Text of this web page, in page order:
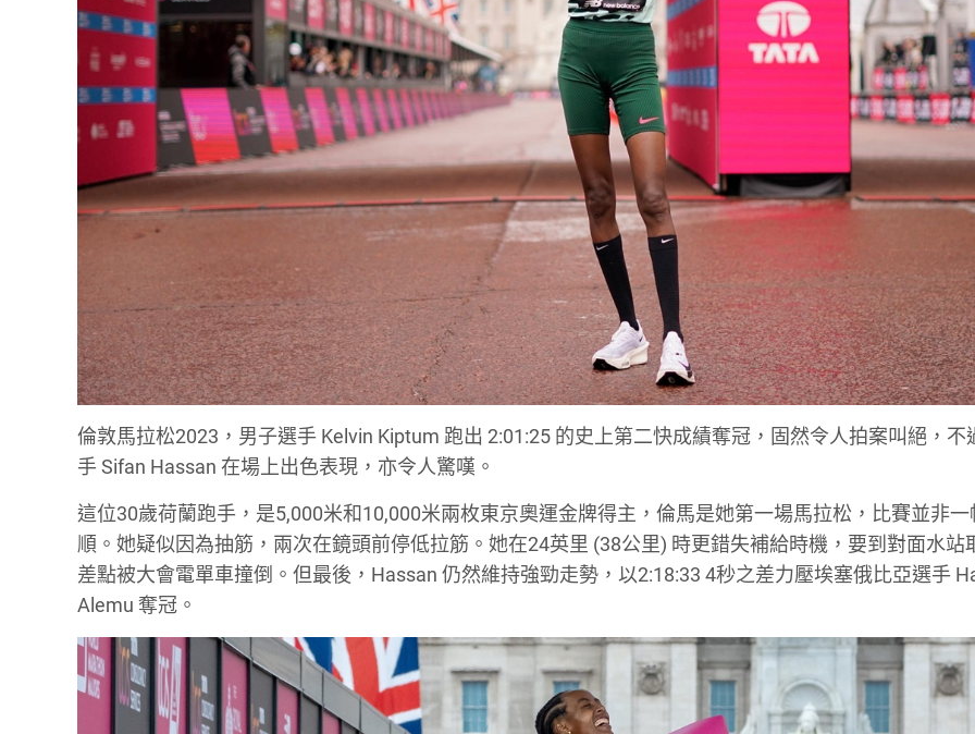
倫敦馬拉松2023，男子選手 Kelvin Kiptum 跑出 2:01:25 的史上第二快成績奪冠，固然令人拍案叫絕，不
手 Sifan Hassan 在場上出色表現，亦令人驚嘆。
這位30歲荷蘭跑手，是5,000米和10,000米兩枚東京奧運金牌得主，倫馬是她第一場馬拉松，比賽並非一
順。她疑似因為抽筋，兩次在鏡頭前停低拉筋。她在24英里 (38公里) 時更錯失補給時機，要到對面水站
差點被大會電單車撞倒。但最後，Hassan 仍然維持強勁走勢，以2:18:33 4秒之差力壓埃塞俄比亞選手
Alemu 奪冠。